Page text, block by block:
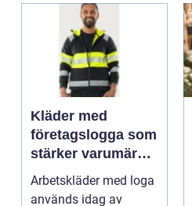
Kläder med
företagslogga som
stärker varumärket
varje dag
Arbetskläder med loga
används idag av